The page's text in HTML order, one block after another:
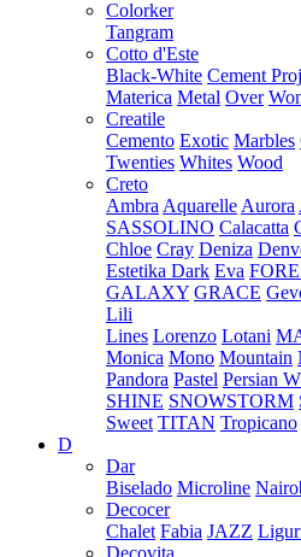
Colorker
Tangram
Cotto d'Este
Black-White Cement
Materica Metal Over
Creatile
Cemento Exotic Marbles
Twenties Whites Wood
Creto
Ambra Aquarelle Aurora
SASSOLINO Calacatta
Chloe Cray Deniza
Estetika Dark Eva
GALAXY GRACE
Lili
Lines Lorenzo Lotani
Monica Mono Mountain
Pandora Pastel Persian
SHINE SNOWSTORM
Sweet TITAN Tropicano
D
Dar
Biselado Microline
Decocer
Chalet Fabia JAZZ